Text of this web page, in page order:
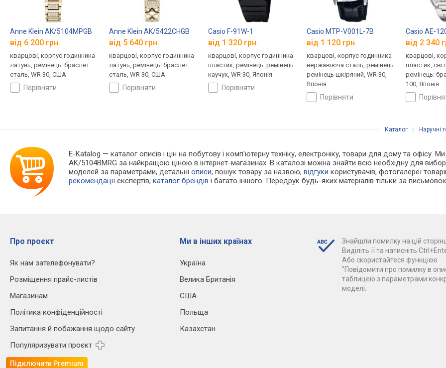
Anne Klein AK/5104MPGB
від 6 200 грн.
кварцові, корпус годинника
латунь, ремінець: браслет
сталь, WR 30, США
порівняти
Anne Klein AK/5422CHGB
від 5 640 грн.
кварцові, корпус годинника
латунь, ремінець: браслет
сталь, WR 30, США
порівняти
Casio F-91W-1
від 1 320 грн.
кварцові, корпус годинника
пластик, ремінець: ремінець
каучук, WR 30, Японія
порівняти
Casio MTP-V001L-7B
від 1 120 грн.
кварцові, корпус годинника
нержавіюча сталь, ремінець:
ремінець шкіряний, WR 30,
Японія
порівняти
Casio AE-
від 2 340
кварцові,
пластик,
ремінець:
100, Японія
Каталог / Наручні
E-Katalog — каталог описів і цін на побутову і комп'ютерну техніку, електроніку, товари для дому та офісу.
AK/5104BMRG за найкращою ціною в інтернет-магазинах. В каталозі можна знайти всю необхідну для
моделей за параметрами, детальніописи, пошук товару за назвою,відгуки користувачів, фотогалереї
рекомендації експертів,каталог брендів і багато іншого. Передрук будь-яких матеріалів тільки за
Про проєкт
Як нам зателефонувати?
Розміщення прайс-листів
Магазинам
Політика конфіденційності
Запитання й побажання щодо сайту
Популяризувати проєкт
Підключити Premium
Ми в інших країнах
Україна
Велика Британія
США
Польща
Казахстан
Знайшли помилку на цій
Виділіть її та натисніть
Або скористайтеся функцією
"Повідомити про помилку в
таблицею з параметрами
моделі.